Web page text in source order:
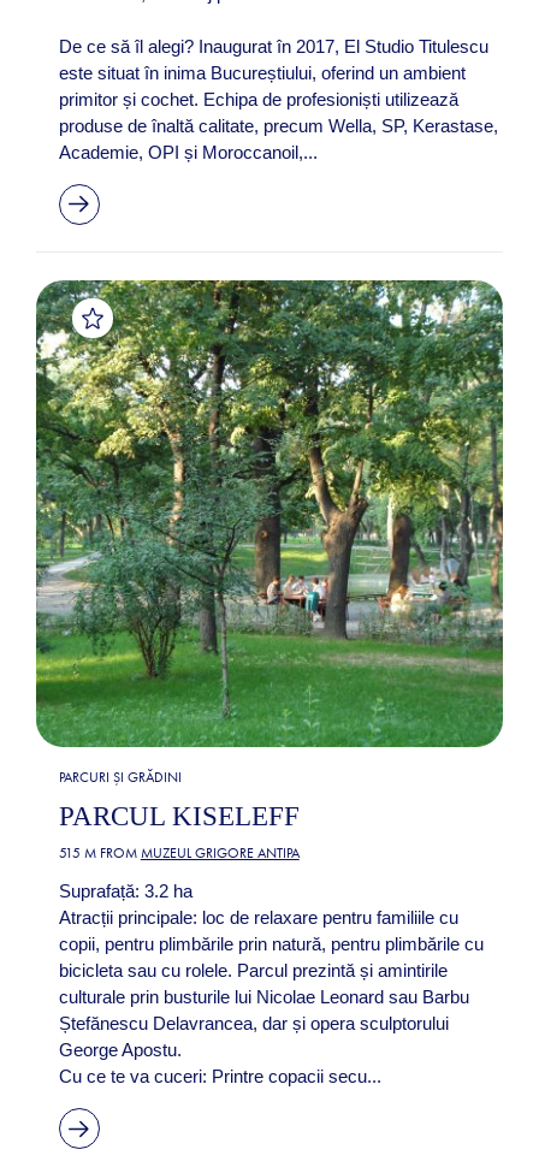
De ce să îl alegi? Inaugurat în 2017, El Studio Titulescu
este situat în inima Bucureștiului, oferind un ambient
primitor și cochet. Echipa de profesioniști utilizează
produse de înaltă calitate, precum Wella, SP, Kerastase,
Academie, OPI și Moroccanoil,...
PARCURI ȘI GRĂDINI
PARCUL KISELEFF
515 M FROM MUZEUL GRIGORE ANTIPA
Suprafață: 3.2 ha
Atracții principale: loc de relaxare pentru familiile cu
copii, pentru plimbările prin natură, pentru plimbările cu
bicicleta sau cu rolele. Parcul prezintă și amintirile
culturale prin busturile lui Nicolae Leonard sau Barbu
Ștefănescu Delavrancea, dar și opera sculptorului
George Apostu.
Cu ce te va cuceri: Printre copacii secu...